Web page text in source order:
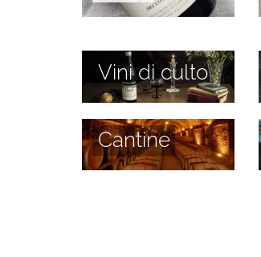
Vini di culto
Cantine